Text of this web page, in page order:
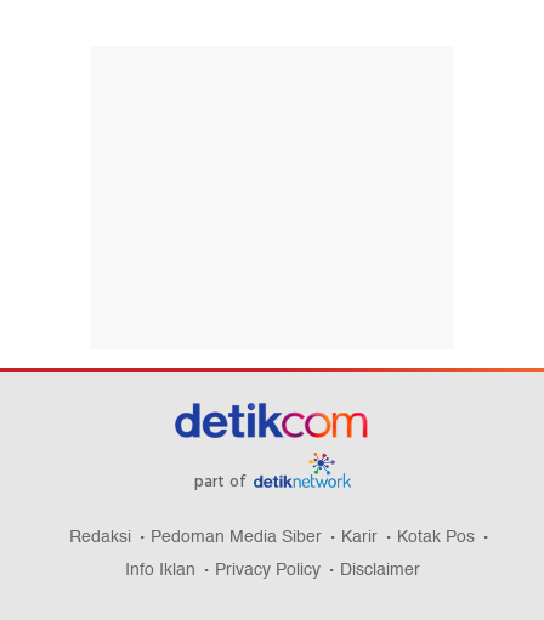
part of
Redaksi Pedoman Media Siber Karir
Kotak Pos
Info Iklan
Privacy Policy Disclaimer